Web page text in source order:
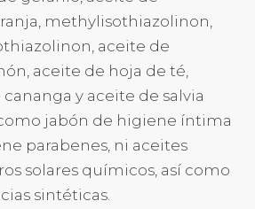
methylisothiazolinon,
aceite de
aceite de hoja de té,
y aceite de salvia
jabón de higiene íntima
parabenes, ni aceites
solares químicos, así como
sintéticas.